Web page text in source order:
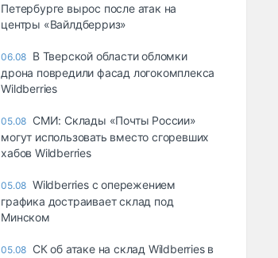
Петербурге вырос после атак на
центры «Вайлдберриз»
06.08 В Тверской области обломки
дрона повредили фасад логокомплекса
Wildberries
05.08 СМИ: Склады «Почты России»
могут использовать вместо сгоревших
хабов Wildberries
05.08 Wildberries с опережением
графика достраивает склад под
Минском
05.08 СК об атаке на склад Wildberries в